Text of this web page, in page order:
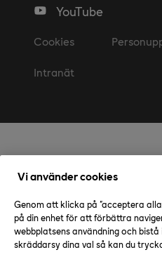
YouTube
Cookies
Intranät
Vi använder cookies
Genom att klicka på "acceptera
på din enhet för att förbättra
webbplatsens användning och
skräddarsy dina val så kan du